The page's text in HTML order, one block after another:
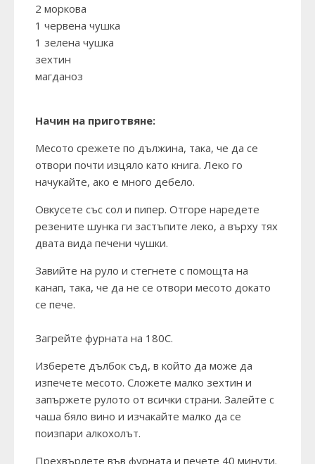
2 моркова
1 червена чушка
1 зелена чушка
зехтин
магданоз
Начин на приготвяне:
Месото срежете по дължина, така, че да се
отвори почти изцяло като книга. Леко го
начукайте, ако е много дебело.
Овкусете със сол и пипер. Отгоре наредете
резените шунка ги застъпите леко, а върху тях
двата вида печени чушки.
Завийте на руло и стегнете с помощта на
канап, така, че да не се отвори месото докато
се пече.
Загрейте фурната на 180С.
Изберете дълбок съд, в който да може да
изпечете месото. Сложете малко зехтин и
запържете рулото от всички страни. Залейте с
чаша бяло вино и изчакайте малко да се
поизпари алкохолът.
Прехвърлете във фурната и печете 40 минути.